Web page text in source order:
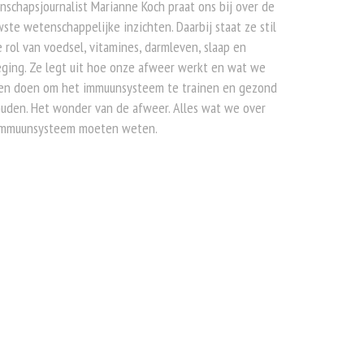
Marianne Koch praat ons bij over de
wetenschappelijke inzichten. Daarbij staat ze stil
rol van voedsel, vitamines, darmleven, slaap en
Ze legt uit hoe onze afweer werkt en wat we
doen om het immuunsysteem te trainen en gezond
Het wonder van de afweer. Alles wat we over
moeten weten.